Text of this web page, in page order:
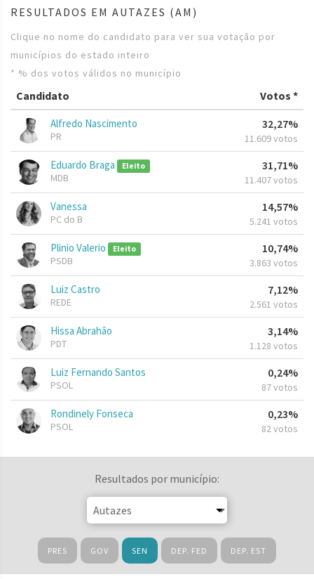
RESULTADOS EM AUTAZES (AM)
Clique no nome do candidato para ver sua votação por
municípios do estado inteiro
* % dos votos válidos no município
Candidato Votos *
Alfredo Nascimento
PR
32,27%
11.609 votos
Eduardo Braga Eleito
MDB
31,71%
11.407 votos
Vanessa
PC do B
14,57%
5.241 votos
Plinio Valerio Eleito
PSDB
10,74%
3.863 votos
Luiz Castro
REDE
7,12%
2.561 votos
Hissa Abrahão
PDT
3,14%
1.128 votos
Luiz Fernando Santos
PSOL
0,24%
87 votos
Rondinely Fonseca
PSOL
0,23%
82 votos
Resultados por município:
PRES GOV SEN DEP. FED DEP. EST